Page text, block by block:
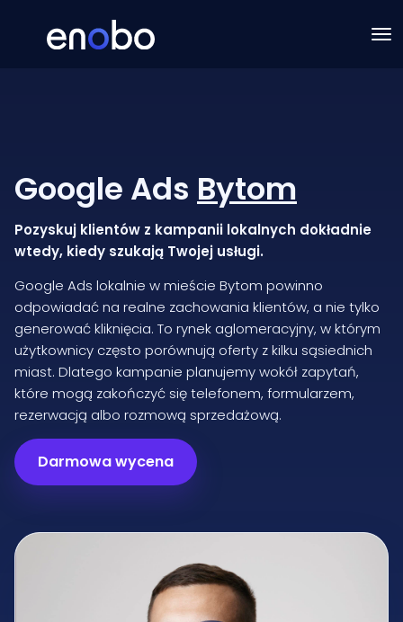
Google Ads Bytom
Pozyskuj klientów z kampanii lokalnych dokładnie
wtedy, kiedy szukają Twojej usługi.
Google Ads lokalnie w mieście Bytom powinno
odpowiadać na realne zachowania klientów, a nie tylko
generować kliknięcia. To rynek aglomeracyjny, w którym
użytkownicy często porównują oferty z kilku sąsiednich
miast. Dlatego kampanie planujemy wokół zapytań,
które mogą zakończyć się telefonem, formularzem,
rezerwacją albo rozmową sprzedażową.
Darmowa wycena